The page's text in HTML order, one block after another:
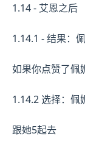
1.14 - 艾恩之后
1.14.1 - 结果：
如果你点赞了佩
1.14.2 选择：佩
跟她5起去